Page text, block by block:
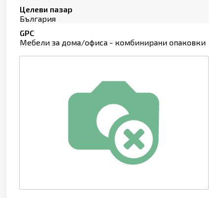
Целеви пазар
България
GPC
Мебели за дома/офиса - комбинирани опаковки